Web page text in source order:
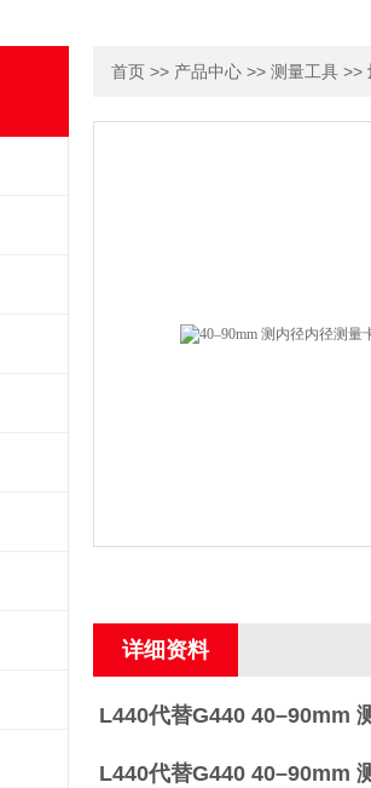
首页 >> 产品中心 >> 测量工具 >>
详细资料
L440代替G440 40–90mm
L440代替G440 40–90mm